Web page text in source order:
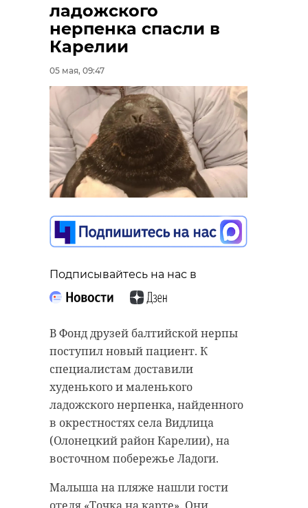
ладожского
нерпенка спасли в
Карелии
05 мая, 09:47
Подписывайтесь на нас в
В Фонд друзей балтийской нерпы
поступил новый пациент. К
специалистам доставили
худенького и маленького
ладожского нерпенка, найденного
в окрестностях села Видлица
(Олонецкий район Карелии), на
восточном побережье Ладоги.
Малыша на пляже нашли гости